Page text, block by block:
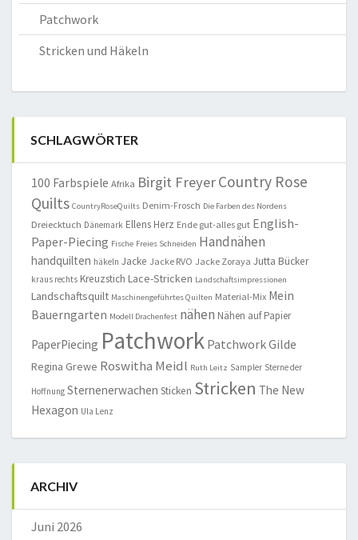
Patchwork
Stricken und Häkeln
SCHLAGWÖRTER
100 Farbspiele Afrika Birgit FreyerCountry Rose
Quilts CountryRoseQuilts Denim-Frosch Die Farben des Nordens
Dreiecktuch Dänemark Ellens Herz Ende gut-alles gut English-
Paper-Piecing Fische Freies Schneiden Handnähen
handquilten häkeln Jacke Jacke RVO Jacke Zoraya Jutta Bücker
kraus rechts Kreuzstich Lace-Stricken Landschaftsimpressionen
Landschaftsquilt Maschinengeführtes Quilten Material-Mix Mein
Bauerngarten Modell Drachenfest nähen Nähen auf Papier
PaperPiecing Patchwork Patchwork Gilde
Regina Grewe Roswitha Meidl Ruth Leitz Sampler Sterne der
Hoffnung Sternenerwachen Sticken Stricken The New
Hexagon Ula Lenz
ARCHIV
Juni 2026